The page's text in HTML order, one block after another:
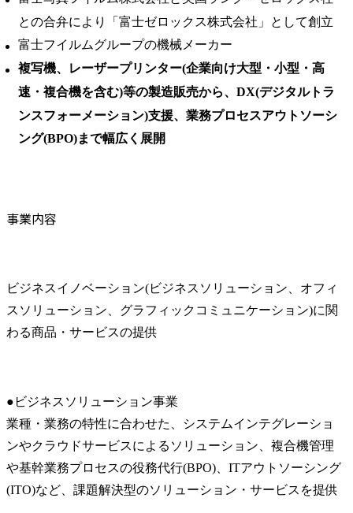
との合弁により「富士ゼロックス株式会社」として創立
富士フイルムグループの機械メーカー
複写機、レーザープリンター(企業向け大型・小型・高
速・複合機を含む)等の製造販売から、DX(デジタルトラ
ンスフォーメーション)支援、業務プロセスアウトソーシ
ング(BPO)まで幅広く展開
事業内容
ビジネスイノベーション(ビジネスソリューション、オフィ
スソリューション、グラフィックコミュニケーション)に関
わる商品・サービスの提供
●ビジネスソリューション事業
業種・業務の特性に合わせた、システムインテグレーショ
ンやクラウドサービスによるソリューション、複合機管理
や基幹業務プロセスの役務代行(BPO)、ITアウトソーシング
(ITO)など、課題解決型のソリューション・サービスを提供